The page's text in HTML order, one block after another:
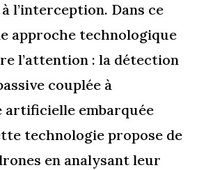
l’interception. Dans ce
approche technologique
l’attention : la détection
couplée à
artificielle embarquée
technologie propose de
en analysant leur